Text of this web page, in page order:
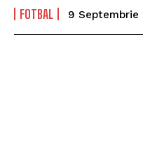
FOTBAL 9 Septembrie